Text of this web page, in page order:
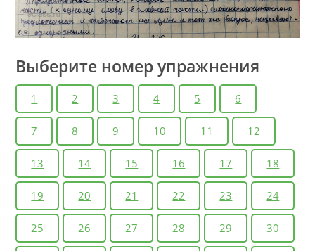
Выберите номер упражнения
1 2 3 4 5 6
7 8 9 10 11 12
13 14 15 16 17 18
19 20 21 22 23 24
25 26 27 28 29 30